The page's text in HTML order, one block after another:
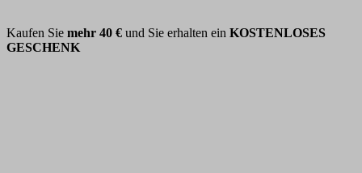
Kaufen Sie mehr 40 € und Sie erhalten ein KOSTENLOSES
GESCHENK